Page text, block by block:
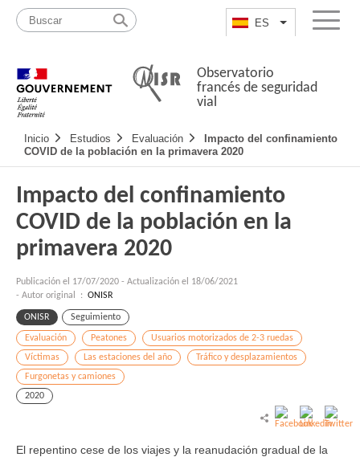
Pasar
contenido
Mapa
web
ES List additional
Menu
Observatorio
francés de seguridad
vial
Navigation
principale
Inicio Estudios Evaluación
Impacto del confinamiento
COVID de la población en la primavera 2020
Impacto del confinamiento
COVID de la población en la
primavera 2020
Publicación el 17/07/2020 - Actualización el 18/06/2021
- Autor original : ONISR
ONISR Seguimiento
Evaluación Peatones
Usuarios motorizados de 2-3 ruedas
Víctimas
Las estaciones del año
Tráfico y desplazamientos
Furgonetas y camiones
2020
El repentino cese de los viajes y la reanudación gradual de la